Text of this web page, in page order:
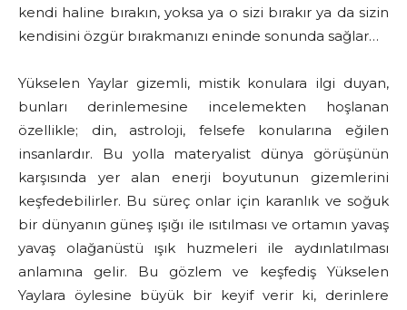
kendi haline bırakın, yoksa ya o sizi bırakır ya da sizin
kendisini özgür bırakmanızı eninde sonunda sağlar…
Yükselen Yaylar gizemli, mistik konulara ilgi duyan,
bunları derinlemesine incelemekten hoşlanan
özellikle; din, astroloji, felsefe konularına eğilen
insanlardır. Bu yolla materyalist dünya görüşünün
karşısında yer alan enerji boyutunun gizemlerini
keşfedebilirler. Bu süreç onlar için karanlık ve soğuk
bir dünyanın güneş ışığı ile ısıtılması ve ortamın yavaş
yavaş olağanüstü ışık huzmeleri ile aydınlatılması
anlamına gelir. Bu gözlem ve keşfediş Yükselen
Yaylara öylesine büyük bir keyif verir ki, derinlere